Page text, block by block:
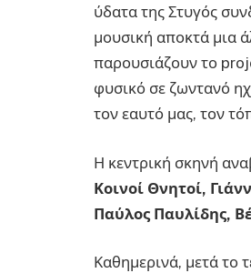
ύδατα της Στυγός
μουσική αποκτά μια
παρουσιάζουν το
φυσικό σε ζωντανό
τον εαυτό μας, τον
Η κεντρική σκηνή
Κοινοί Θνητοί,
Παύλος Παυλίδης,
Καθημερινά, μετά το